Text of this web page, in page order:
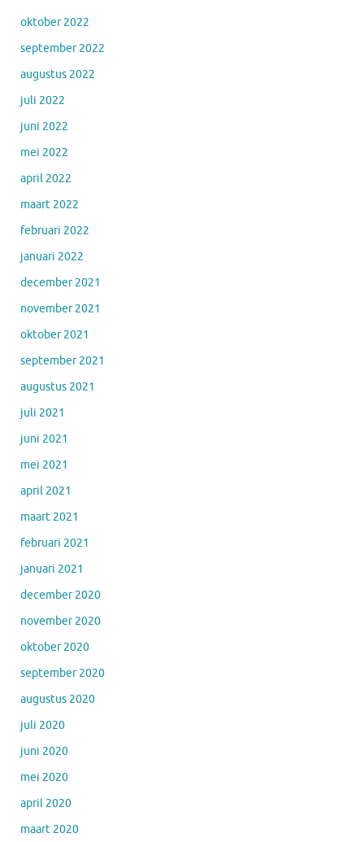
oktober 2022
september 2022
augustus 2022
juli 2022
juni 2022
mei 2022
april 2022
maart 2022
februari 2022
januari 2022
december 2021
november 2021
oktober 2021
september 2021
augustus 2021
juli 2021
juni 2021
mei 2021
april 2021
maart 2021
februari 2021
januari 2021
december 2020
november 2020
oktober 2020
september 2020
augustus 2020
juli 2020
juni 2020
mei 2020
april 2020
maart 2020